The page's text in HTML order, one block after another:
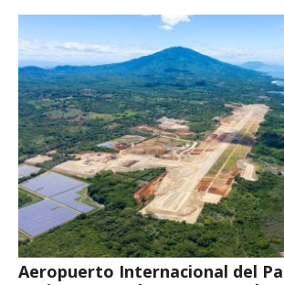
Aeropuerto Internacional del